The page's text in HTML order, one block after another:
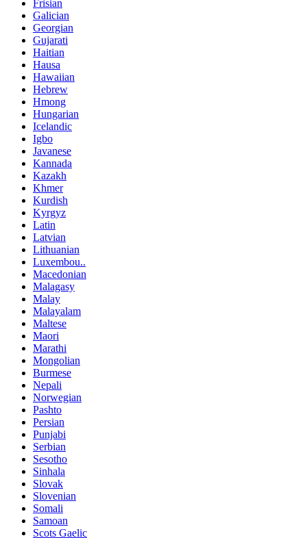
Frisian
Galician
Georgian
Gujarati
Haitian
Hausa
Hawaiian
Hebrew
Hmong
Hungarian
Icelandic
Igbo
Javanese
Kannada
Kazakh
Khmer
Kurdish
Kyrgyz
Latin
Latvian
Lithuanian
Luxembou..
Macedonian
Malagasy
Malay
Malayalam
Maltese
Maori
Marathi
Mongolian
Burmese
Nepali
Norwegian
Pashto
Persian
Punjabi
Serbian
Sesotho
Sinhala
Slovak
Slovenian
Somali
Samoan
Scots Gaelic